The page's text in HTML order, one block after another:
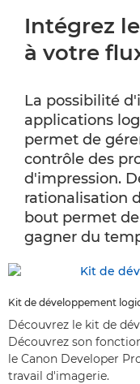
Intégrez
à votre
La possibilité
applications
permet de
contrôle des
d'impression.
rationalisation
bout permet
gagner du
Kit de développement
Découvrez le kit de
Découvrez son
le Canon Developer
travail d'imagerie.